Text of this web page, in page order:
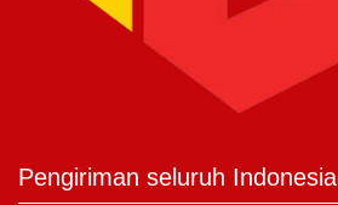
Pengiriman seluruh Indonesia